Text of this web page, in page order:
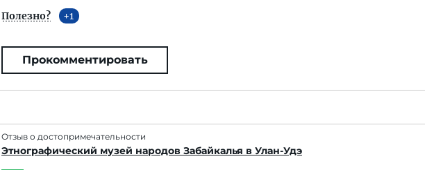
Полезно? 1
Прокомментировать
Отзыв о достопримечательности
Этнографический музей народов Забайкалья в Улан-Удэ